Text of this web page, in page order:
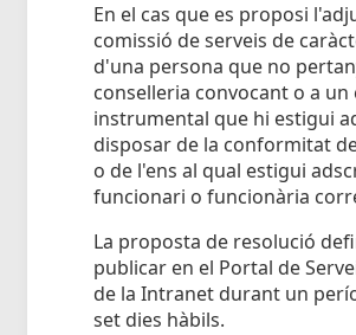
En el cas que es proposi
comissió de serveis de
d'una persona que no
conselleria convocant o a un
instrumental que hi estigui
disposar de la conformitat
o de l'ens al qual estigui
funcionari o funcionària
La proposta de resolució
publicar en el Portal de
de la Intranet durant un
set dies hàbils.